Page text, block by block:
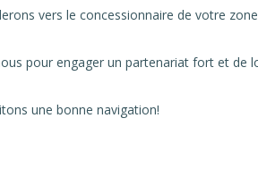
vers le concessionnaire de votre
pour engager un partenariat fort et de
une bonne navigation!